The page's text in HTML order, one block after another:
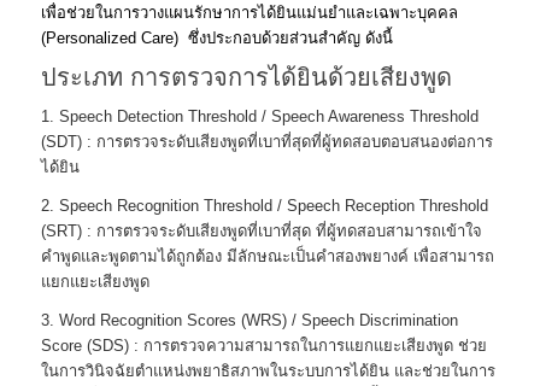
เพื่อช่วยในการวางแผนรักษาการได้ยินแม่นยำและเฉพาะบุคคล
(Personalized Care) ซึ่งประกอบด้วยส่วนสำคัญ ดังนี้
ประเภท การตรวจการได้ยินด้วยเสียงพูด
1. Speech Detection Threshold / Speech Awareness Threshold
(SDT) : การตรวจระดับเสียงพูดที่เบาที่สุดที่ผู้ทดสอบตอบสนองต่อการ
ได้ยิน
2. Speech Recognition Threshold / Speech Reception Threshold
(SRT) : การตรวจระดับเสียงพูดที่เบาที่สุด ที่ผู้ทดสอบสามารถเข้าใจ
คำพูดและพูดตามได้ถูกต้อง มีลักษณะเป็นคำสองพยางค์ เพื่อสามารถ
แยกแยะเสียงพูด
3. Word Recognition Scores (WRS) / Speech Discrimination
Score (SDS) : การตรวจความสามารถในการแยกแยะเสียงพูด ช่วย
ในการวินิจฉัยตำแหน่งพยาธิสภาพในระบบการได้ยิน และช่วยในการ